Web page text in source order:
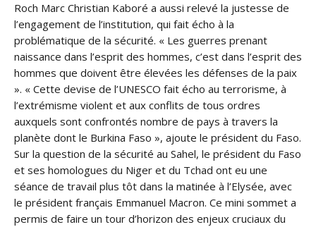
Roch Marc Christian Kaboré a aussi relevé la justesse de
l’engagement de l’institution, qui fait écho à la
problématique de la sécurité. « Les guerres prenant
naissance dans l’esprit des hommes, c’est dans l’esprit des
hommes que doivent être élevées les défenses de la paix
». « Cette devise de l’UNESCO fait écho au terrorisme, à
l’extrémisme violent et aux conflits de tous ordres
auxquels sont confrontés nombre de pays à travers la
planète dont le Burkina Faso », ajoute le président du Faso.
Sur la question de la sécurité au Sahel, le président du Faso
et ses homologues du Niger et du Tchad ont eu une
séance de travail plus tôt dans la matinée à l’Elysée, avec
le président français Emmanuel Macron. Ce mini sommet a
permis de faire un tour d’horizon des enjeux cruciaux du